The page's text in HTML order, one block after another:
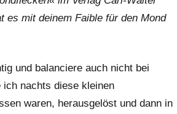
es mit deinem Faible für den Mond
und balanciere auch nicht bei
ich nachts diese kleinen
waren, herausgelöst und dann in